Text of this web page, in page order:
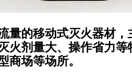
量的移动式灭火器材，
火剂量大、操作省力
商场等场所。